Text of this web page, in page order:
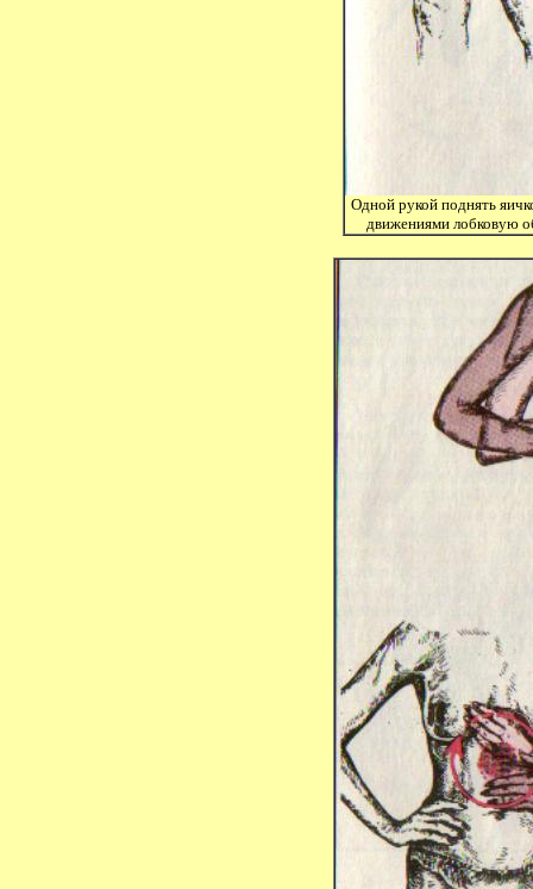
Одной рукой поднять
движениями лобковую